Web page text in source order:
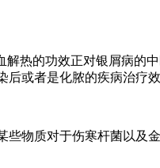
解热的功效正对银屑病
或者是化脓的疾病治疗
物质对于伤寒杆菌以